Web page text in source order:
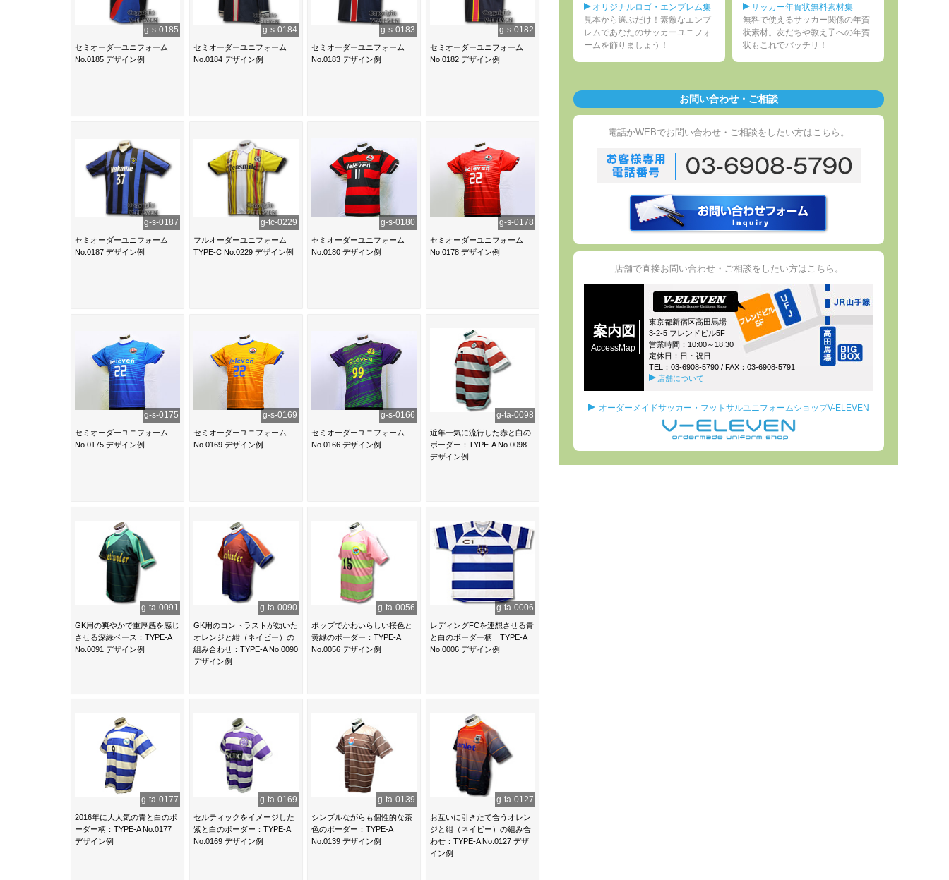
g-s-0185
セミオーダーユニフォーム
No.0185 デザイン例
g-s-0184
セミオーダーユニフォーム
No.0184 デザイン例
g-s-0183
セミオーダーユニフォーム
No.0183 デザイン例
g-s-0182
セミオーダーユニフォーム
No.0182 デザイン例
g-s-0187
セミオーダーユニフォーム
No.0187 デザイン例
g-tc-0229
フルオーダーユニフォーム
TYPE-C No.0229 デザイン例
g-s-0180
セミオーダーユニフォーム
No.0180 デザイン例
g-s-0178
セミオーダーユニフォーム
No.0178 デザイン例
g-s-0175
セミオーダーユニフォーム
No.0175 デザイン例
g-s-0169
セミオーダーユニフォーム
No.0169 デザイン例
g-s-0166
セミオーダーユニフォーム
No.0166 デザイン例
g-ta-0098
近年一気に流行した赤と白の
ボーダー：TYPE-A No.0098
デザイン例
g-ta-0091
GK用の爽やかで重厚感を感じ
させる深緑ベース：TYPE-A
No.0091 デザイン例
g-ta-0090
GK用のコントラストが効いた
オレンジと紺（ネイビー）の
組み合わせ：TYPE-A No.0090
デザイン例
g-ta-0056
ポップでかわいらしい桜色と
黄緑のボーダー：TYPE-A
No.0056 デザイン例
g-ta-0006
レディングFCを連想させる青
と白のボーダー柄 TYPE-A
No.0006 デザイン例
g-ta-0177
2016年に大人気の青と白のボ
ーダー柄：TYPE-A No.0177
デザイン例
g-ta-0169
セルティックをイメージした
紫と白のボーダー：TYPE-A
No.0169 デザイン例
g-ta-0139
シンプルながらも個性的な茶
色のボーダー：TYPE-A
No.0139 デザイン例
g-ta-0127
お互いに引きたて合うオレン
ジと紺（ネイビー）の組み合
わせ：TYPE-A No.0127 デザ
イン例
オリジナルロゴ・エンブレム集
見本から選ぶだけ！素敵なエンブ
レムであなたのサッカーユニフォ
ームを飾りましょう！
サッカー年賀状無料素材集
無料で使えるサッカー関係の年賀
状素材。友だちや教え子への年賀
状もこれでバッチリ！
お問い合わせ・ご相談
電話かWEBでお問い合わせ・ご相談をしたい方はこちら。
店舗で直接お問い合わせ・ご相談をしたい方はこちら。
案内図
AccessMap
東京都新宿区高田馬場
3-2-5 フレンドビル5F
営業時間：10:00～18:30
定休日：日・祝日
TEL： 03-6908-5790 / FAX：03-6908-5791
店舗について
オーダーメイドサッカー・フットサルユニフォームショップV-ELEVEN